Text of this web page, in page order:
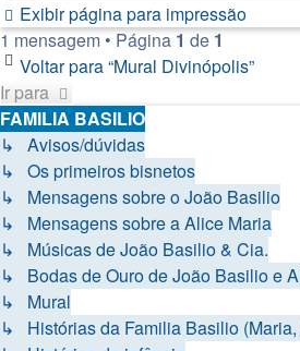
Exibir página para impressão
1 mensagem • Página 1 de 1
Voltar para “Mural Divinópolis”
Ir para
FAMILIA BASILIO
↳ Avisos/dúvidas
↳ Os primeiros bisnetos
↳ Mensagens sobre o João Basilio
↳ Mensagens sobre a Alice Maria
↳ Músicas de João Basilio & Cia.
↳ Bodas de Ouro de João Basilio e
↳ Mural
↳ Histórias da Familia Basilio